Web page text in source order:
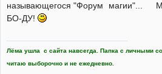
называющегося "Форум магии"...
БО-ДУ!
Лёма ушла с сайта навсегда. Папка с личными
читаю выборочно и не ежедневно.